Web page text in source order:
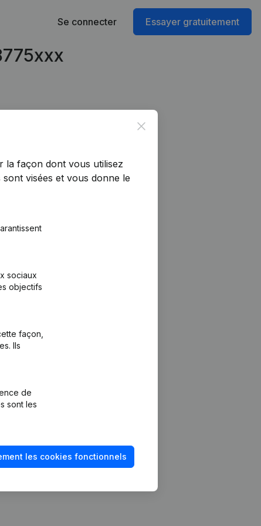
Se connecter Essayer gratuitement
Close
la façon dont vous utilisez
visées et vous donne le
sociaux
objectifs
façon,
Ils
de
sont les
les cookies fonctionnels
annuels